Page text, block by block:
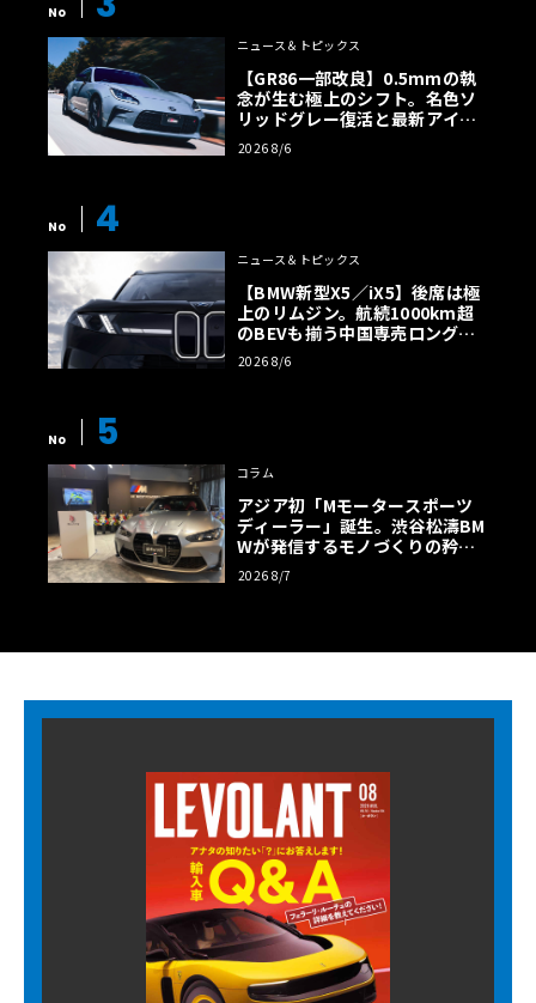
No
ニュース＆トピックス
【GR86一部改良】0.5mmの執
念が生む極上のシフト。名色ソ
リッドグレー復活と最新アイサ
イトでFRの極みへ
2026 8/6
No 4
ニュース＆トピックス
【BMW新型X5／iX5】後席は極
上のリムジン。航続1000km超
のBEVも揃う中国専売ロング仕
様の全貌
2026 8/6
No 5
コラム
アジア初「Mモータースポーツ
ディーラー」誕生。渋谷松濤BM
Wが発信するモノづくりの矜持
【木下隆之コラム】
2026 8/7